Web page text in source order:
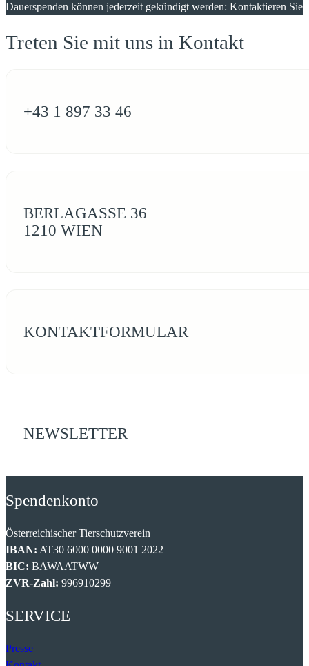
Dauerspenden können jederzeit gekündigt werden: Kontaktieren
Treten Sie mit uns in Kontakt
+43 1 897 33 46
BERLAGASSE 36
1210 WIEN
KONTAKTFORMULAR
NEWSLETTER
Spendenkonto
Österreichischer Tierschutzverein
IBAN: AT30 6000 0000 9001 2022
BIC: BAWAATWW
ZVR-Zahl: 996910299
SERVICE
Presse